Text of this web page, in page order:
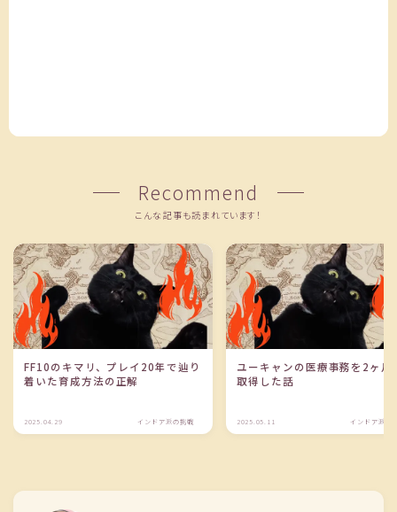
Recommend
こんな記事も読まれています！
FF10のキマリ、プレイ20年で辿り
着いた育成方法の正解
2025.04.29 インドア派の挑戦
ユーキャンの医療事務を2ヶ月
取得した話
2025.05.11 インドア派の